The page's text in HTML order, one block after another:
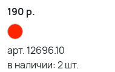
190 р.
арт. 12696.10
в наличии:2шт.